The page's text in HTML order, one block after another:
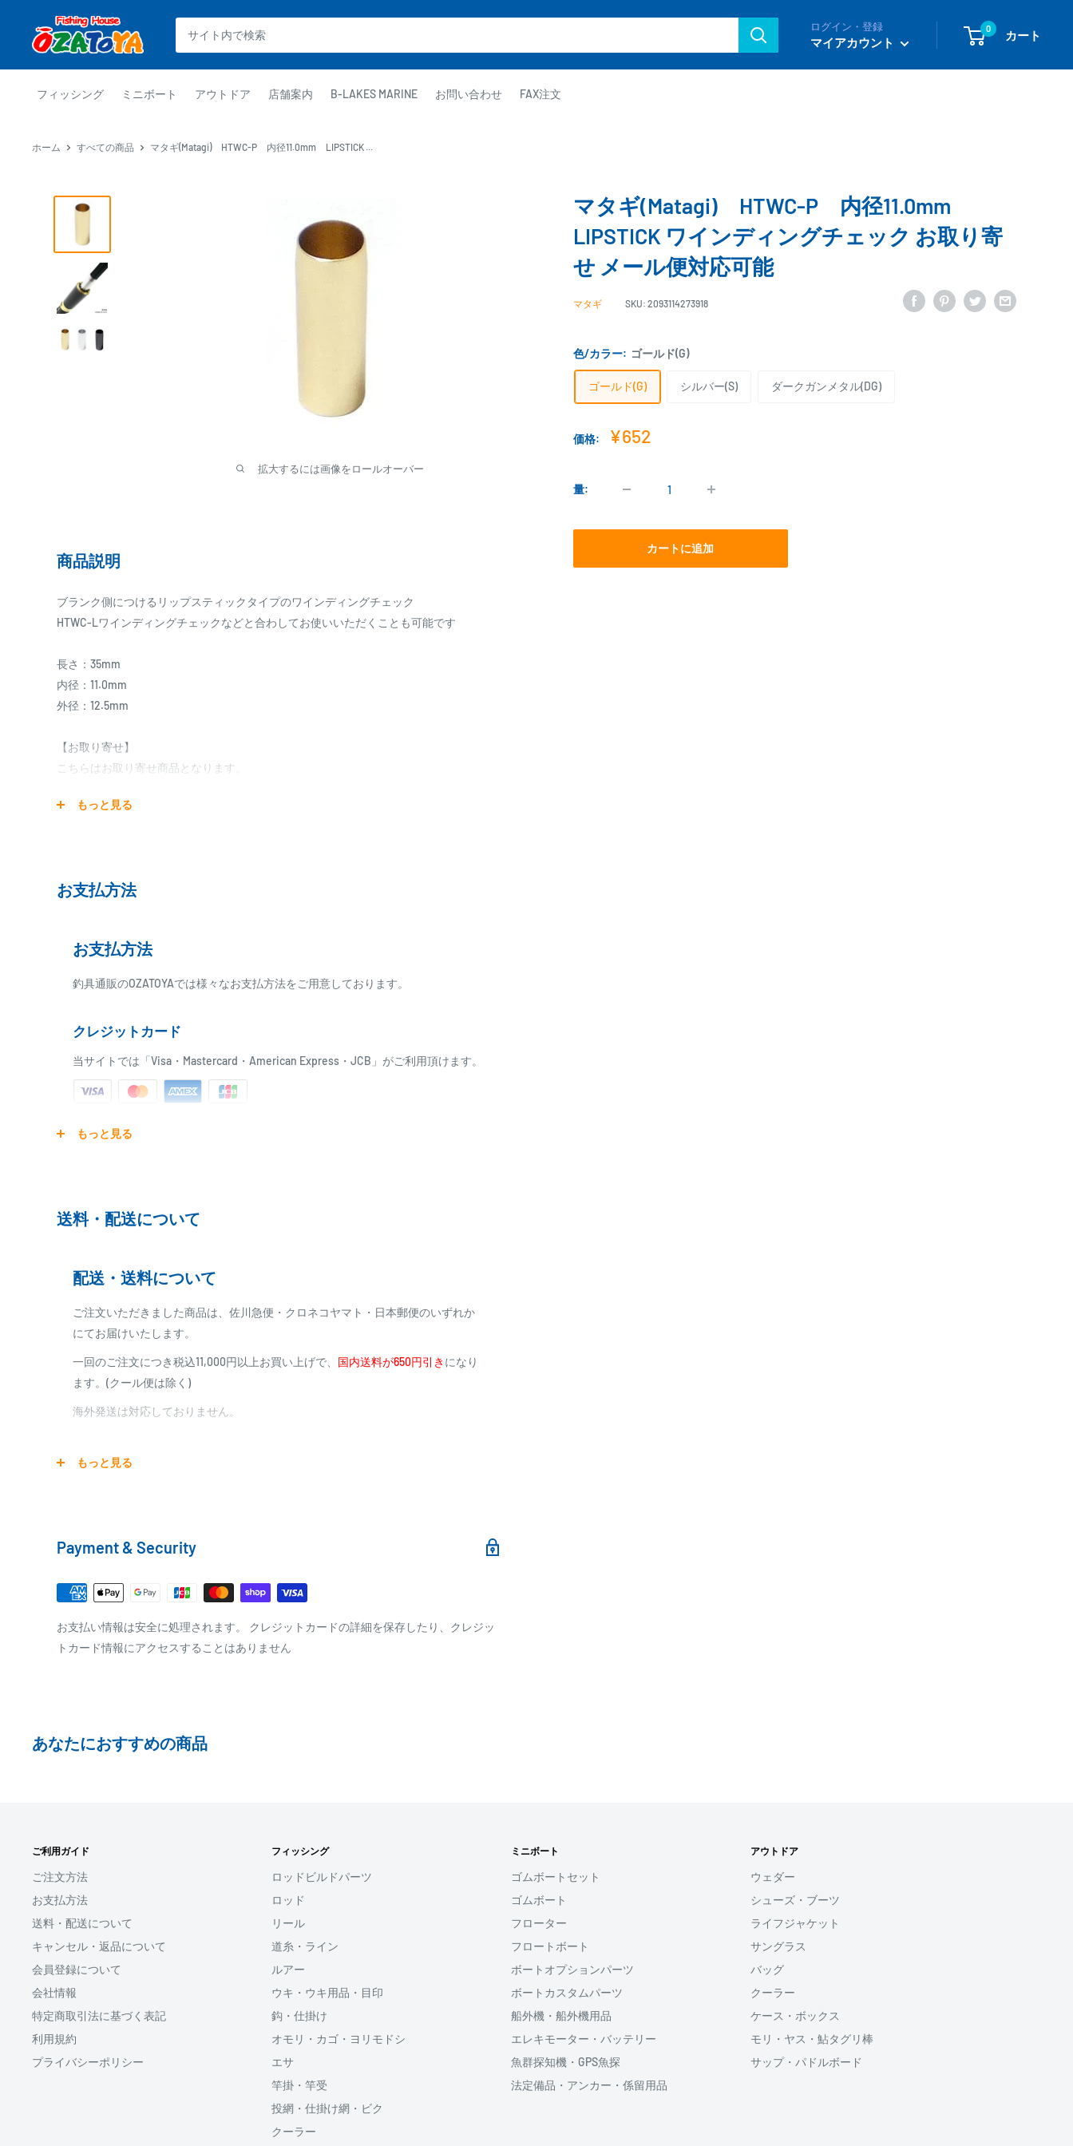
ン
釣
具
通
ログイン・登録
マイアカウント
0 カート
フィッシング ミニボート アウトドア 店舗案内 B-LAKES MARINE お問い合わせ FAX注文
ホーム すべての商品 マタギ(Matagi) HTWC-P 内径11.0mm LIPSTICK ...
拡大するには画像をロールオーバー
マタギ(Matagi) HTWC-P 内径11.0mm
LIPSTICK ワインディングチェック お取り寄
せ メール便対応可能
マタギ SKU: 2093114273918
色/カラー: ゴールド(G)
ゴールド(G) シルバー(S) ダークガンメタル(DG)
価格:
販
格
¥652
量:
カートに追加
商品説明
ブランク側につけるリップスティックタイプのワインディングチェック
HTWC-Lワインディングチェックなどと合わしてお使いいただくことも可能です
長さ：35mm
内径：11.0mm
外径：12.5mm
【お取り寄せ】
こちらはお取り寄せ商品となります。
メーカー在庫切れの場合は、ご注文をキャンセル又は予約扱いとさせていただく場合が
もっと見る
お支払方法
お支払方法
釣具通販のOZATOYAでは様々なお支払方法をご用意しております。
クレジットカード
当サイトでは「Visa・Mastercard・American Express・JCB」がご利用頂けます。
※商品代金に代引手数料(消費税込み)が加算されます
商品合計金額
000,001円～09,999円 330円
0 10,000円～29,999円
30,000円～99,999円
※商品の発送はお客様のご入金を当方で確認後となります
PAYPAY
PayPay株式会社が提供するキャッシュレス決済サービスです。
お支払い時、PayPayの残高不足にてお支払いが行われなかった場合、再度お支
払い手続きをいただきますようお願いいたします。
スマートフォン・タブレットを使ってご注文の方にご利用頂けるサービスとなり
ます。
Shop Payにてメールアドレスと携帯電話番号を登録すると、次回購入時にメール
アドレスと携帯電話番号宛てに送られる6桁のショップペイコード(SMS認証)を入
力するだけで、配送先やクレジットカード情報を再度入力することなく、簡単に
支払いができます。
「ApplePay・GooglePay・各クレジットカード」がご利用頂けます。
分割払いは、株式会社オリエントコーポレーションが提供しております、
OricoWebクレジットをご利用頂けます。
もっと見る
送料・配送について
配送・送料について
ご注文いただきました商品は、佐川急便・クロネコヤマト・日本郵便のいずれか
にてお届けいたします。
一回のご注文につき税込11,000円以上お買い上げで、 国内送料が650円引き になり
ます。(クール便は除く)
海外発送は対応しておりません。
宅配便
梱包サイズが160cm以内となります
全重量が30kg以内となります
ご注文内容によっては、2便に分けさせて頂く場合がございます
在庫がございましたら7営業日以内にお届けいたします
商品の出荷が遅れる場合はメールでご連絡致します
もっと見る
Payment & Security
お支払い情報は安全に処理されます。 クレジットカードの詳細を保存したり、クレジッ
トカード情報にアクセスすることはありません
あなたにおすすめの商品
ご利用ガイド
ご注文方法
お支払方法
送料・配送について
キャンセル・返品について
会員登録について
会社情報
特定商取引法に基づく表記
利用規約
プライバシーポリシー
フィッシング
ロッドビルドパーツ
ロッド
リール
道糸・ライン
ルアー
ウキ・ウキ用品・目印
鈎・仕掛け
オモリ・カゴ・ヨリモドシ
エサ
竿掛・竿受
投網・仕掛け網・ビク
クーラー
ミニボート
ゴムボートセット
ゴムボート
フローター
フロートボート
ボートオプションパーツ
ボートカスタムパーツ
船外機・船外機用品
エレキモーター・バッテリー
魚群探知機・GPS魚探
法定備品・アンカー・係留用品
アウトドア
ウェダー
シューズ・ブーツ
ライフジャケット
サングラス
バッグ
クーラー
ケース・ボックス
モリ・ヤス・鮎タグリ棒
サップ・パドルボード